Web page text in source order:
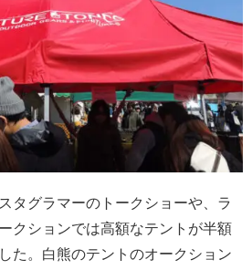
タグラマーのトークショーや、ラ
クションでは高額なテントが半額
た。白熊のテントのオークション